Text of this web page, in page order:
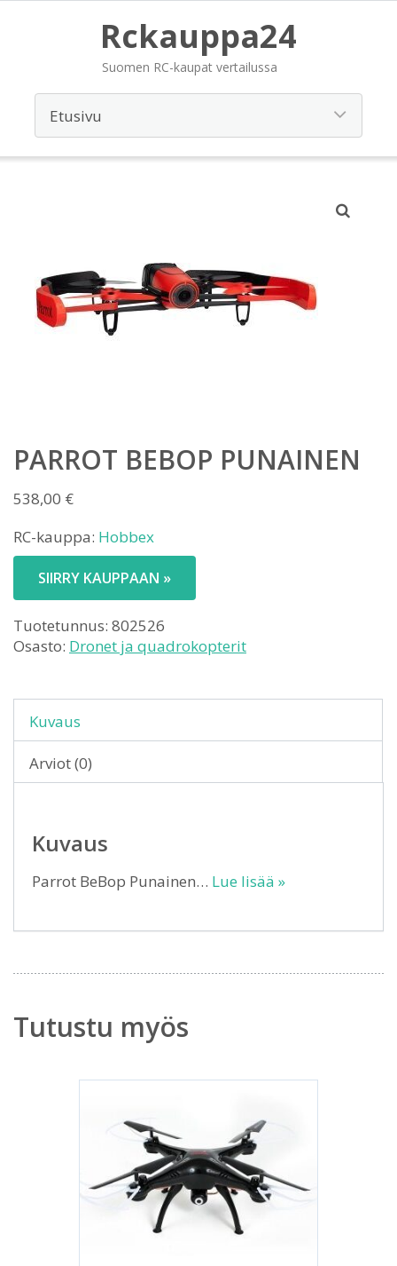
Rckauppa24
Suomen RC-kaupat vertailussa
PARROT BEBOP PUNAINEN
538,00 €
RC-kauppa: Hobbex
SIIRRY KAUPPAAN »
Tuotetunnus: 802526
Osasto: Dronet ja quadrokopterit
Kuvaus
Arviot (0)
Kuvaus
Parrot BeBop Punainen… Lue lisää »
Tutustu myös